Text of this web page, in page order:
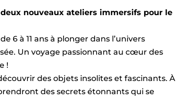
nouveaux ateliers immersifs pour le
6 à 11 ans à plonger dans l’univers
Un voyage passionnant au cœur des
!
des objets insolites et fascinants. À
des secrets étonnants qui se